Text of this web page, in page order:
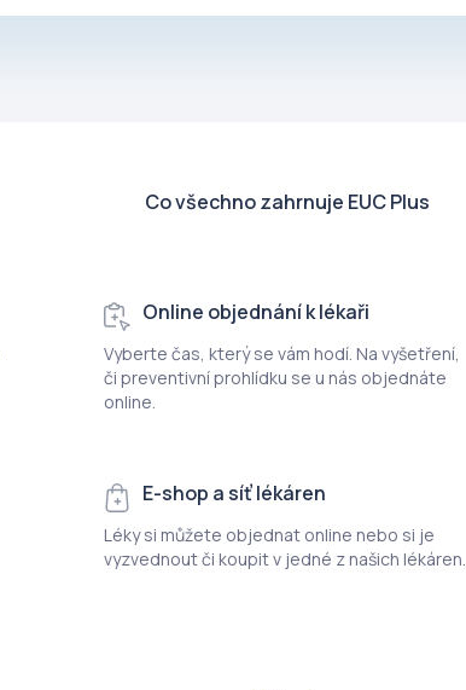
Co všechno zahrnuje EUC Plus
Online objednání k lékaři
Vyberte čas, který se vám hodí. Na vyšetření,
či preventivní prohlídku se u nás objednáte
online.
E-shop a síť lékáren
Léky si můžete objednat online nebo si je
vyzvednout či koupit v jedné z našich lékáren.